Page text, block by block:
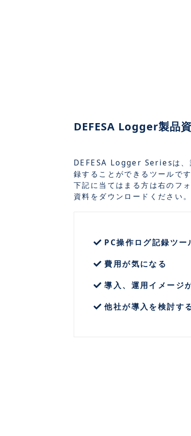
DEFESA Logger製品
DEFESA Logger Seriesは、
録することができるツールです
下記に当てはまる方は右のフ
資料をダウンロードください。
PC操作ログ記録ツー
費用が気になる
導入、運用イメージ
他社が導入を検討す